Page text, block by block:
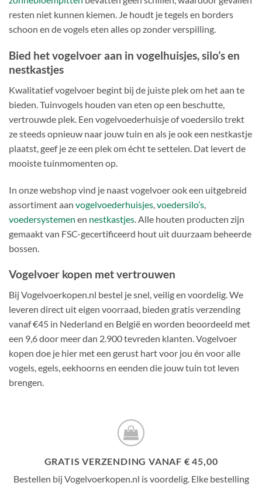
resten niet kunnen kiemen. Je houdt je tegels en borders
schoon en de vogels eten alles op zonder verspilling.
Bied het vogelvoer aan in vogelhuisjes, silo’s en
nestkastjes
Kwalitatief vogelvoer begint bij de juiste plek om het aan te
bieden. Tuinvogels houden van eten op een beschutte,
vertrouwde plek. Een vogelvoederhuisje of voedersilo trekt
ze steeds opnieuw naar jouw tuin en als je ook een nestkastje
plaatst, geef je ze een plek om écht te settelen. Dat levert de
mooiste tuinmomenten op.
In onze webshop vind je naast vogelvoer ook een uitgebreid
assortiment aan vogelvoederhuisjes voedersilo’s
voedersystemen en nestkastjes . Alle houten producten zijn
gemaakt van FSC-gecertificeerd hout uit duurzaam beheerde
bossen.
Vogelvoer kopen met vertrouwen
Bij Vogelvoerkopen.nl bestel je snel, veilig en voordelig. We
leveren direct uit eigen voorraad, bieden gratis verzending
vanaf €45 in Nederland en België en worden beoordeeld met
een 9,6 door meer dan 2.900 tevreden klanten. Vogelvoer
kopen doe je hier met een gerust hart voor jou én voor alle
vogels, egels, eekhoorns en eenden die jouw tuin tot leven
brengen.
GRATIS VERZENDING VANAF € 45,00
Bestellen bij Vogelvoerkopen.nl is voordelig. Elke bestelling